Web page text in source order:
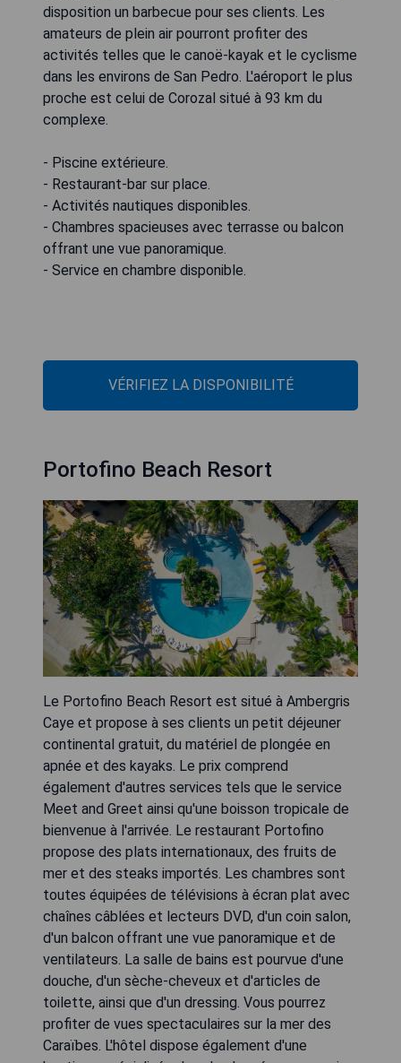
disposition un barbecue pour ses clients. Les
amateurs de plein air pourront profiter des
activités telles que le canoë-kayak et le cyclisme
dans les environs de San Pedro. L'aéroport le plus
proche est celui de Corozal situé à 93 km du
complexe.
- Piscine extérieure.
- Restaurant-bar sur place.
- Activités nautiques disponibles.
- Chambres spacieuses avec terrasse ou balcon
offrant une vue panoramique.
- Service en chambre disponible.
VÉRIFIEZ LA DISPONIBILITÉ
Portofino Beach Resort
Le Portofino Beach Resort est situé à Ambergris
Caye et propose à ses clients un petit déjeuner
continental gratuit, du matériel de plongée en
apnée et des kayaks. Le prix comprend
également d'autres services tels que le service
Meet and Greet ainsi qu'une boisson tropicale de
bienvenue à l'arrivée. Le restaurant Portofino
propose des plats internationaux, des fruits de
mer et des steaks importés. Les chambres sont
toutes équipées de télévisions à écran plat avec
chaînes câblées et lecteurs DVD, d'un coin salon,
d'un balcon offrant une vue panoramique et de
ventilateurs. La salle de bains est pourvue d'une
douche, d'un sèche-cheveux et d'articles de
toilette, ainsi que d'un dressing. Vous pourrez
profiter de vues spectaculaires sur la mer des
Caraïbes. L'hôtel dispose également d'une